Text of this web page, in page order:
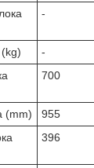
-
-
700
(mm)
955
396